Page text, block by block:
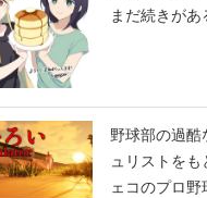
まだ続きがあ
野球部の過
ュリストを
ェコのプロ